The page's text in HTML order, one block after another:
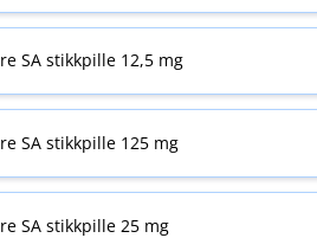
SA stikkpille 12,5 mg
SA stikkpille 125 mg
SA stikkpille 25 mg